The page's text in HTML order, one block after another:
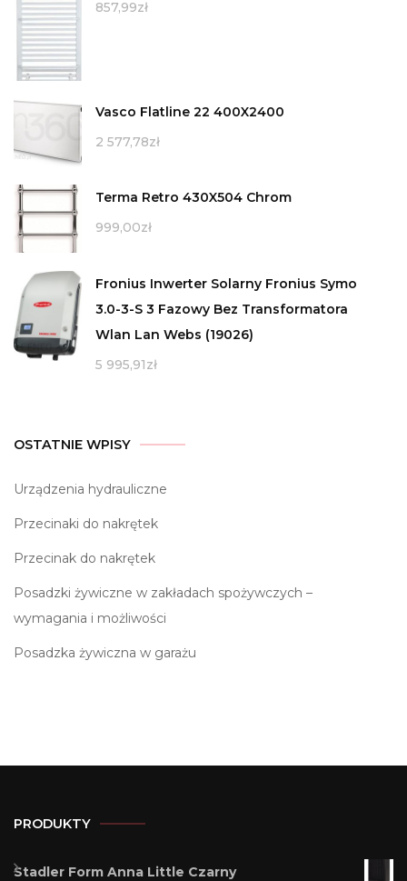
857,99zł
Vasco Flatline 22 400X2400
2 577,78zł
Terma Retro 430X504 Chrom
999,00zł
Fronius Inwerter Solarny Fronius Symo
3.0-3-S 3 Fazowy Bez Transformatora
Wlan Lan Webs (19026)
5 995,91zł
OSTATNIE WPISY
Urządzenia hydrauliczne
Przecinaki do nakrętek
Przecinak do nakrętek
Posadzki żywiczne w zakładach spożywczych –
wymagania i możliwości
Posadzka żywiczna w garażu
PRODUKTY
Stadler Form Anna Little Czarny